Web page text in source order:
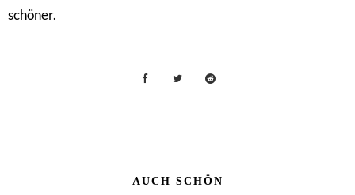
schöner.
AUCH SCHÖN